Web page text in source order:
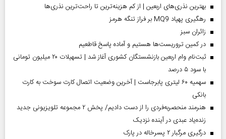
بهترین نذری‌های اربعین | از کم هزینه‌ترین تا راحت‌ترین نذری‌ها
رهگیری پهپاد MQ9 بر فراز تنگه هرمز
‌زائران سبز
در کمین تروریست‌ها هستیم و آماده پاسخ قاطعیم
ثبت‌نام وام اربعین بازنشستگان کشوری آغاز شد | تسهیلات ۲۰ میلیون تومانی
با سود ۵ درصد
سهمیه ۶۰ لیتری پابرجاست | آخرین وضعیت اتصال کارت سوخت به کارت
بانکی
هنرمند منحصر‌به‌فردی را از دست دادیم/ پخش ۲ مجموعه تلویزیونی جدید
زنده‌یاد عبدی در آینده نزدیک
درگیری مرگبار ۲ پسرخاله در پارک